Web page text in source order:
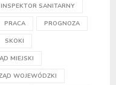
SANITARNY
PRACA PROGNOZA
SKOKI
MIEJSKI
WOJEWÓDZKI